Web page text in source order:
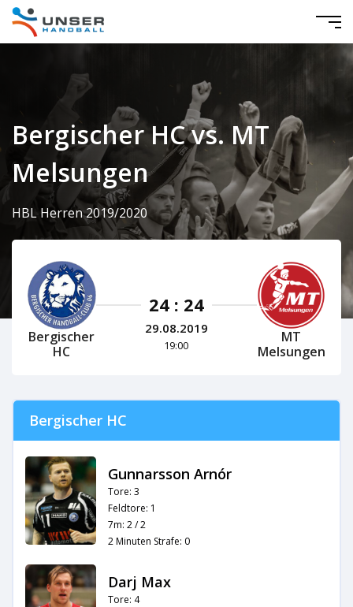
Bergischer HC vs. MT
Melsungen
HBL Herren 2019/2020
Bergischer
HC
24 : 24
29.08.2019
19:00
MT
Melsungen
Bergischer HC
Gunnarsson Arnór
Tore: 3
Feldtore: 1
7m: 2 / 2
2 Minuten Strafe: 0
Darj Max
Tore: 4